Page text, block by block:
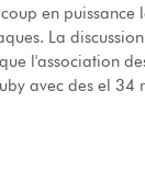
en puissance
La
l'association
avec des el 34